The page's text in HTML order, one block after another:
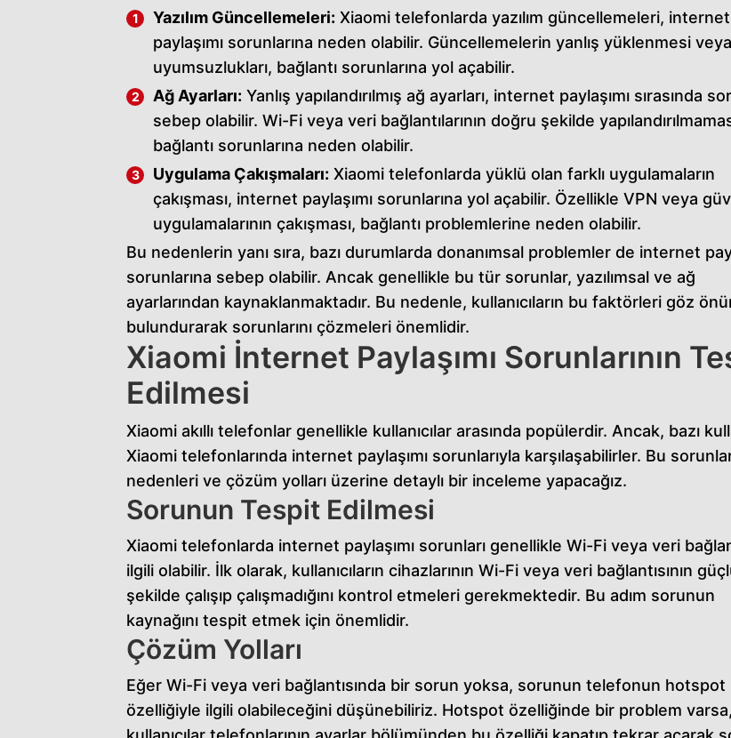
e
c
t
c
ı
l
a
r
e
s
c
o
r
t
Yazılım Güncellemeleri: Xiaomi telefonlarda yazılım güncellemeleri, internet
paylaşımı sorunlarına neden olabilir. Güncellemelerin yanlış yüklenmesi veya
uyumsuzlukları, bağlantı sorunlarına yol açabilir.
Ağ Ayarları: Yanlış yapılandırılmış ağ ayarları, internet paylaşımı sırasında
sebep olabilir. Wi-Fi veya veri bağlantılarının doğru şekilde
bağlantı sorunlarına neden olabilir.
Uygulama Çakışmaları: Xiaomi telefonlarda yüklü olan farklı uygulamaların
çakışması, internet paylaşımı sorunlarına yol açabilir. Özellikle VPN veya
uygulamalarının çakışması, bağlantı problemlerine neden olabilir.
Bu nedenlerin yanı sıra, bazı durumlarda donanımsal problemler de internet
sorunlarına sebep olabilir. Ancak genellikle bu tür sorunlar, yazılımsal ve ağ
ayarlarından kaynaklanmaktadır. Bu nedenle, kullanıcıların bu faktörleri göz
bulundurarak sorunlarını çözmeleri önemlidir.
Xiaomi İnternet Paylaşımı Sorunlarının
Edilmesi
Xiaomi akıllı telefonlar genellikle kullanıcılar arasında popülerdir. Ancak, bazı
Xiaomi telefonlarında internet paylaşımı sorunlarıyla karşılaşabilirler. Bu
nedenleri ve çözüm yolları üzerine detaylı bir inceleme yapacağız.
Sorunun Tespit Edilmesi
Xiaomi telefonlarda internet paylaşımı sorunları genellikle Wi-Fi veya veri
ilgili olabilir. İlk olarak, kullanıcıların cihazlarının Wi-Fi veya veri bağlantısının
şekilde çalışıp çalışmadığını kontrol etmeleri gerekmektedir. Bu adım sorunun
kaynağını tespit etmek için önemlidir.
Çözüm Yolları
Eğer Wi-Fi veya veri bağlantısında bir sorun yoksa, sorunun telefonun hotspot
özelliğiyle ilgili olabileceğini düşünebiliriz. Hotspot özelliğinde bir problem varsa,